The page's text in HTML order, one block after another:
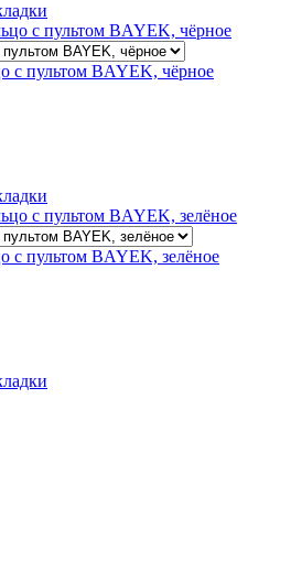
с пультом BAYEK, чёрное
с пультом BAYEK, зелёное